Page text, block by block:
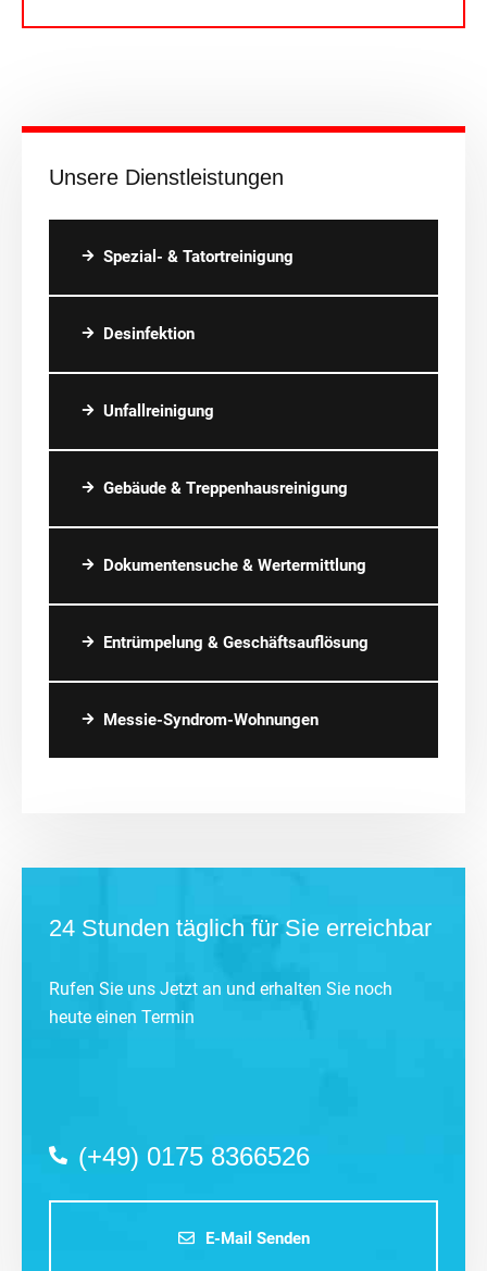
Unsere Dienstleistungen
Spezial- & Tatortreinigung
Desinfektion
Unfallreinigung
Gebäude & Treppenhausreinigung
Dokumentensuche & Wertermittlung
Entrümpelung & Geschäftsauflösung
Messie-Syndrom-Wohnungen
24 Stunden täglich für Sie erreichbar
Rufen Sie uns Jetzt an und erhalten Sie noch
heute einen Termin
(+49) 0175 8366526
E-Mail Senden